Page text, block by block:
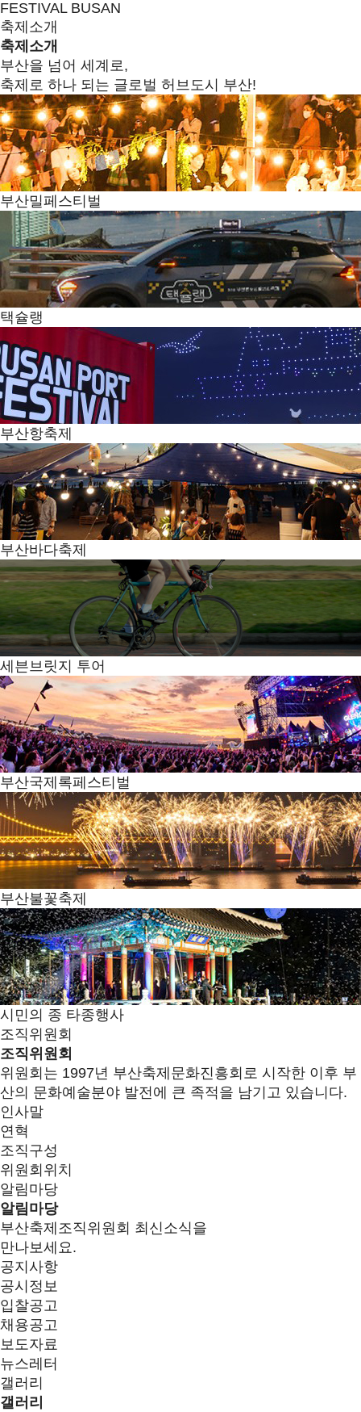
FESTIVAL BUSAN
축제소개
축제소개
부산을 넘어 세계로,
축제로 하나 되는 글로벌 허브도시 부산!
부산밀페스티벌
택슐랭
부산항축제
부산바다축제
세븐브릿지 투어
부산국제록페스티벌
부산불꽃축제
시민의 종 타종행사
조직위원회
조직위원회
위원회는 1997년 부산축제문화진흥회로 시작한 이후 부
산의 문화예술분야 발전에 큰 족적을 남기고 있습니다.
인사말
연혁
조직구성
위원회위치
알림마당
알림마당
부산축제조직위원회 최신소식을
만나보세요.
공지사항
공시정보
입찰공고
채용공고
보도자료
뉴스레터
갤러리
갤러리